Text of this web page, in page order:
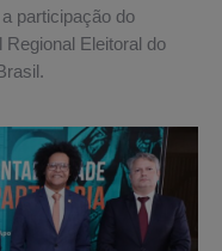
participação do
Eleitoral do